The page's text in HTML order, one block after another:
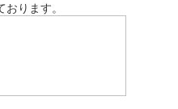
ります。